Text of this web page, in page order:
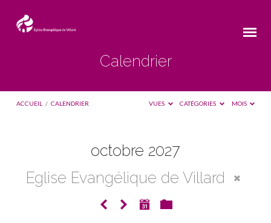
Calendrier
ACCUEIL / CALENDRIER VUES CATÉGORIES MOIS
octobre 2027
Eglise Evangélique de Villard